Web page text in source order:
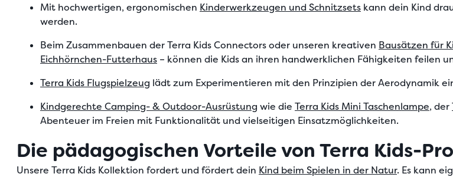
Mit hochwertigen, ergonomischen Kinderwerkzeugen und Schnitzsets kann dein Kind
werden.
Beim Zusammenbauen derTerra Kids Connectorsoder unseren kreativen Bausätzen für
Eichhörnchen-Futterhaus – können die Kids an ihren handwerklichen Fähigkeiten feilen
Terra Kids Flugspielzeug lädt zum Experimentieren mit den Prinzipien der Aerodynamik
Kindgerechte Camping- & Outdoor-Ausrüstung wie die Terra Kids Mini Taschenlampe, der
Abenteuer im Freien mit Funktionalität und vielseitigen Einsatzmöglichkeiten.
Die pädagogischen Vorteile von Terra Kids-
Unsere Terra Kids Kollektion fordert und fördert dein Kind beim Spielen in der Natur. Es kann